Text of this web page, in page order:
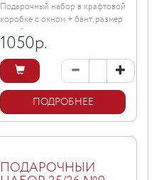
Подарочный набор в крафтовой
коробке с окном + бант, размер
коробки ...
1050р.
ПОДРОБНЕЕ
ПОДАРОЧНЫЙ